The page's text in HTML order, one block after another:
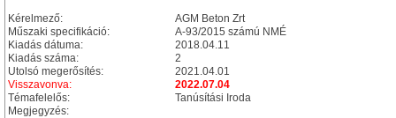
Kérelmező:
AGM Beton Zrt
Műszaki specifikáció:
A-93/2015 számú NMÉ
Kiadás dátuma:
2018.04.11
Kiadás száma:
2
Utolsó megerősítés:
2021.04.01
Visszavonva:
2022.07.04
Témafelelős:
Tanúsítási Iroda
Megjegyzés: